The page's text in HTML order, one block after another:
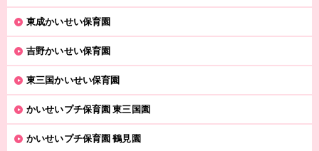
東成かいせい保育園
吉野かいせい保育園
東三国かいせい保育園
かいせいプチ保育園 東三国園
かいせいプチ保育園 鶴見園